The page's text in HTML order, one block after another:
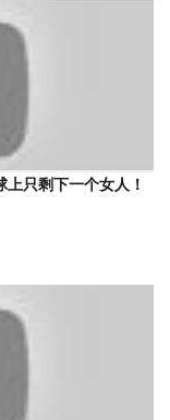
只剩下一个女人！